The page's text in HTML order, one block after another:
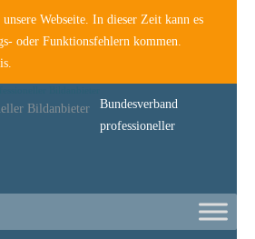
Webseite. In dieser Zeit kann es
oder Funktionsfehlern kommen.
Bildanbieter
Bundesverband
professioneller